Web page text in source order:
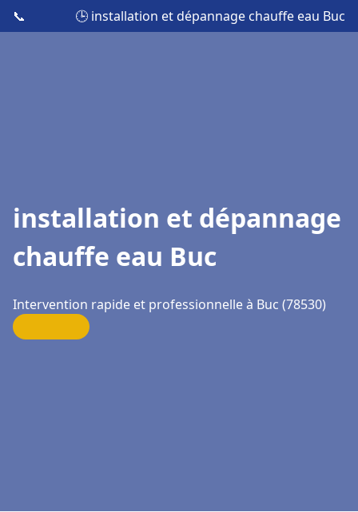
📞 🕒 installation et dépannage chauffe eau Buc
installation et dépannage
chauffe eau Buc
Intervention rapide et professionnelle à Buc (78530)